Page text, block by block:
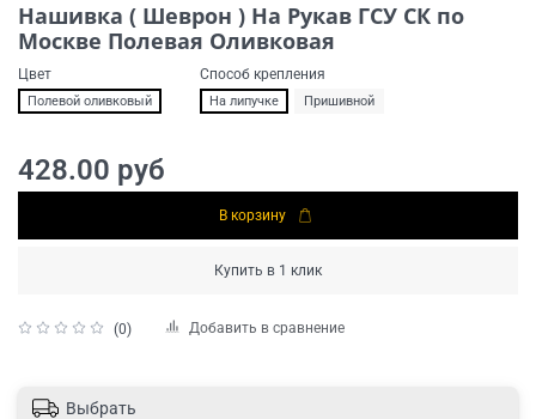
Нашивка ( Шеврон ) На Рукав ГСУ СК по
Москве Полевая Оливковая
(0) Добавить в сравнение
Цвет
Полевой оливковый
Способ крепления
На липучке Пришивной
428.00 руб
В корзину
Купить в 1 клик
Выбрать